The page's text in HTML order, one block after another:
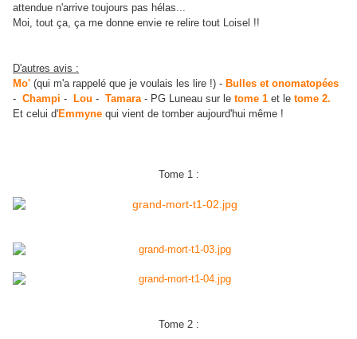
attendue n'arrive toujours pas hélas...
Moi, tout ça, ça me donne envie re relire tout Loisel !!
D'autres avis :
Mo' (qui m'a rappelé que je voulais les lire !) - Bulles et onomatopées
- Champi - Lou - Tamara- PG Luneau sur le tome 1 et le tome 2.
Et celui d'Emmyne qui vient de tomber aujourd'hui même !
Tome 1 :
Tome 2 :